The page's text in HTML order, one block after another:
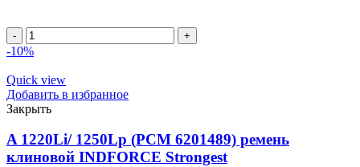
Ремень
644448.0/
1900151/
H157104/
H238867
INDFORCE
quantity
-10%
Quick view
Добавить в избранное
Закрыть
A 1220Li/ 1250Lp (РСМ 6201489) ремень
клиновой INDFORCE Strongest